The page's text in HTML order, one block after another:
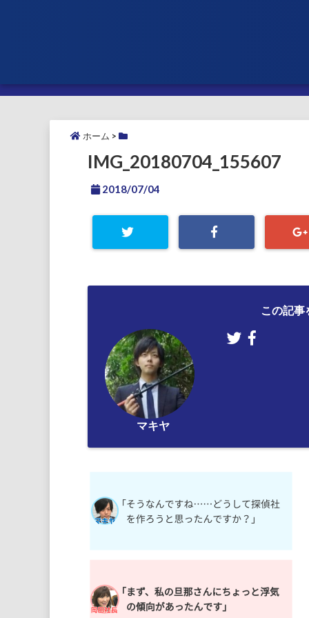
ホーム >
IMG_20180704_155607
2018/07/04
この記
マキヤ